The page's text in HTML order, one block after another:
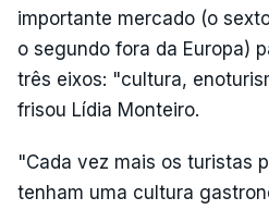
importante mercado (o
o segundo fora da Europa)
três eixos: "cultura,
frisou Lídia Monteiro.
"Cada vez mais os turistas
tenham uma cultura